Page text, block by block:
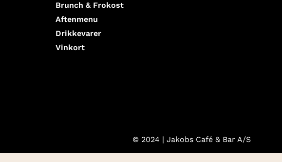
Brunch & Frokost
Aftenmenu
Drikkevarer
Vinkort
© 2024 | Jakobs Café & Bar A/S